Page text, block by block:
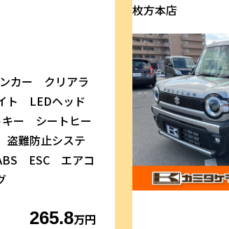
カー クリアラ
ト LEDヘッド
ー シートヒー
難防止システ
ESC エアコ
265.8万円
枚方本店